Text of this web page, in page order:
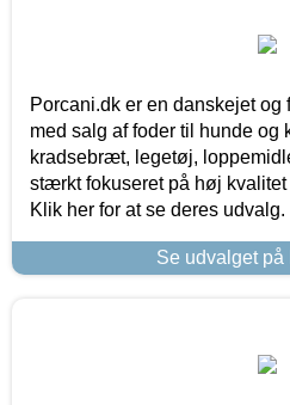
Porcani.dk er en danskejet
med salg af foder til hunde og
kradsebræt, legetøj,
stærkt fokuseret på høj
Klik her for at se deres udvalg.
Se udvalget på